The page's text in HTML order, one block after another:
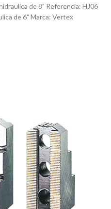
de 8" Referencia: HJ06
de 6" Marca: Vertex